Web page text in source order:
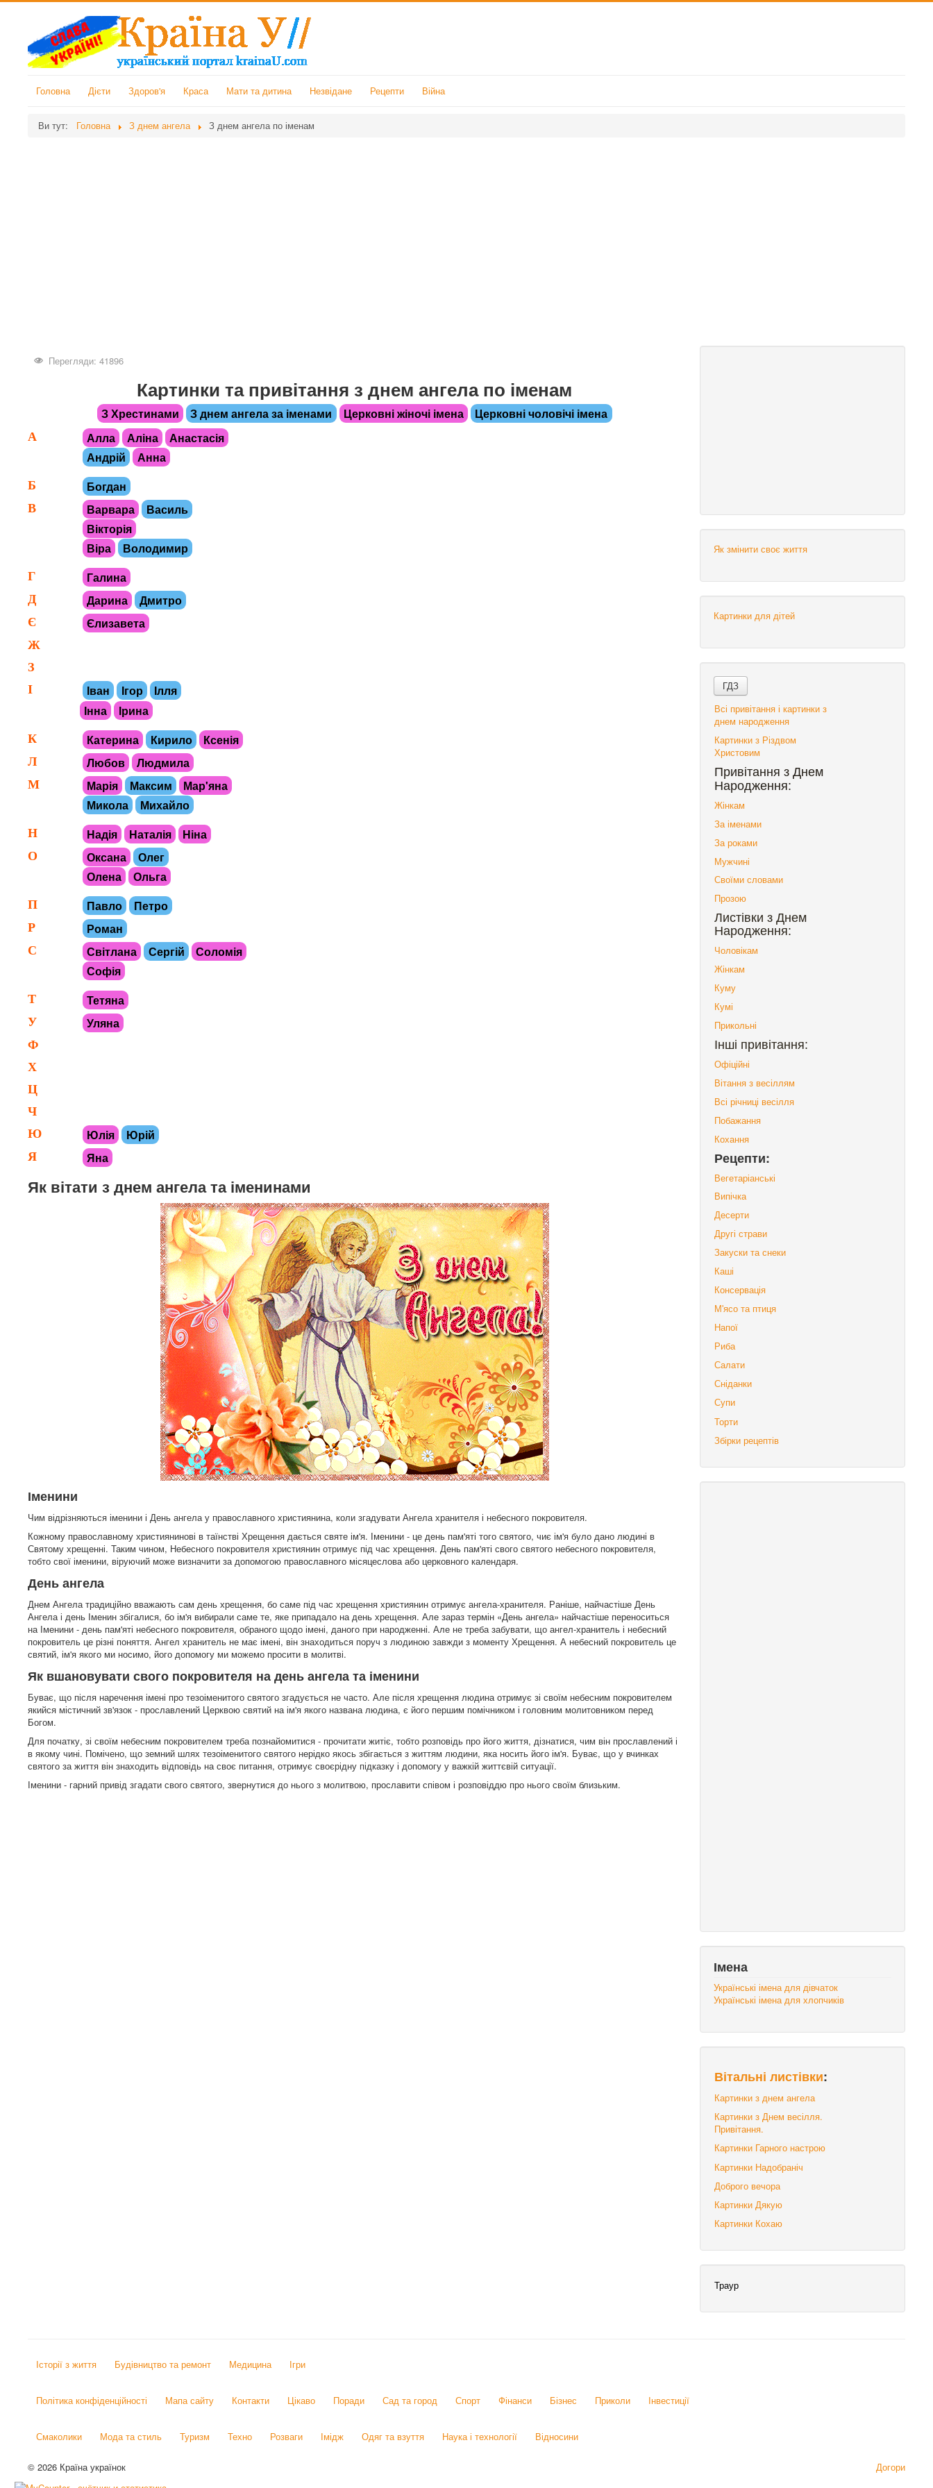
Головна Дієти Здоров'я Краса Мати та дитина Незвідане Рецепти Війна
Ви тут: Головна З днем ангела З днем ангела по іменам
Перегляди: 41896
Картинки та привітання з днем ангела по іменам
З Хрестинами З днем ангела за іменами Церковні жіночі імена Церковні чоловічі імена
А Алла Аліна
Анастасія
Андрій
Анна
Б Богдан
В Варвара
Василь
Вікторія
Віра
Володимир
Г Галина
Д Дарина Дмитро
Є Єлизавета
Ж
З
І
Іван Ігор
Ілля
Інна
Ірина
К Катерина Кирило Ксенія
Л Любов Людмила
М Марія Максим
Мар'яна
Микола
Михайло
Н Надія Наталія Ніна
О Оксана
Олег
Олена
Ольга
П Павло Петро
Р Роман
С Світлана Сергій
Соломія
Софія
Т Тетяна
У Уляна
Ф
Х
Ц
Ч
Ю
Юлія Юрій
Я Яна
Як вітати з днем ангела та іменинами
Іменини
Чим відрізняються іменини і День ангела у православного християнина, коли згадувати Ангела хранителя і небесного покровителя.
Кожному православному християнинові в таїнстві Хрещення дається святе ім'я. Іменини - це день пам'яті того святого, чиє ім'я було дано людині в
Святому хрещенні. Таким чином, Небесного покровителя християнин отримує під час хрещення. День пам'яті свого святого небесного покровителя,
тобто свої іменини, віруючий може визначити за допомогою православного місяцеслова або церковного календаря.
День ангела
Днем Ангела традиційно вважають сам день хрещення, бо саме під час хрещення християнин отримує ангела-хранителя. Раніше, найчастіше День
Ангела і день Іменин збігалися, бо ім'я вибирали саме те, яке припадало на день хрещення. Але зараз термін «День ангела» найчастіше переноситься
на Іменини - день пам'яті небесного покровителя, обраного щодо імені, даного при народженні. Але не треба забувати, що ангел-хранитель і небесний
покровитель це різні поняття. Ангел хранитель не має імені, він знаходиться поруч з людиною завжди з моменту Хрещення. А небесний покровитель це
святий, ім'я якого ми носимо, його допомогу ми можемо просити в молитві.
Як вшановувати свого покровителя на день ангела та іменини
Буває, що після наречення імені про тезоіменитого святого згадується не часто. Але після хрещення людина отримує зі своїм небесним покровителем
якийся містичний зв'язок - прославлений Церквою святий на ім'я якого названа людина, є його першим помічником і головним молитовником перед
Богом.
Для початку, зі своїм небесним покровителем треба познайомитися - прочитати житіє, тобто розповідь про його життя, дізнатися, чим він прославлений і
в якому чині. Помічено, що земний шлях тезоіменитого святого нерідко якось збігається з життям людини, яка носить його ім'я. Буває, що у вчинках
святого за життя він знаходить відповідь на своє питання, отримує своєрідну підказку і допомогу у важкій життєвій ситуації.
Іменини - гарний привід згадати свого святого, звернутися до нього з молитвою, прославити співом і розповіддю про нього своїм близьким.
Як змінити своє життя
Картинки для дітей
Всі привітання і картинки з
днем народження
Картинки з Різдвом
Христовим
Привітання з Днем
Народження:
Жінкам
За іменами
За роками
Мужчині
Своїми словами
Прозою
Листівки з Днем
Народження:
Чоловікам
Жінкам
Куму
Кумі
Прикольні
Інші привітання:
Офіційні
Вітання з весіллям
Всі річниці весілля
Побажання
Кохання
Рецепти:
Вегетаріанські
Випічка
Десерти
Другі страви
Закуски та снеки
Каші
Консервація
М'ясо та птиця
Напої
Риба
Салати
Сніданки
Супи
Торти
Збірки рецептів
Імена
Українські імена для дівчаток
Українські імена для хлопчиків
Вітальні листівки:
Картинки з днем ангела
Картинки з Днем весілля.
Привітання.
Картинки Гарного настрою
Картинки Надобраніч
Доброго вечора
Картинки Дякую
Картинки Кохаю
Траур
Історії з життя Будівництво та ремонт Медицина Ігри
Політика конфіденційності Мапа сайту Контакти Цікаво Поради Сад та город Спорт Фінанси Бізнес Приколи Інвестиції
Смаколики Мода та стиль Туризм Техно Розваги Імідж Одяг та взуття Наука і технології Відносини
Догори
© 2026 Країна українок